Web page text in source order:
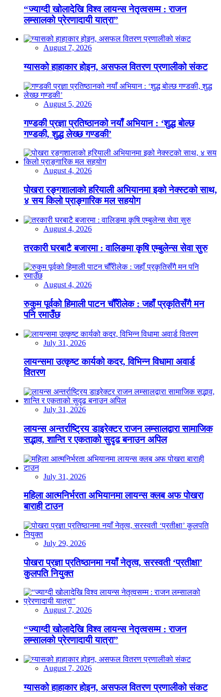
“ज्याग्दी खोलादेखि विश्व लायन्स नेतृत्वसम्म : राजन
लम्सालको प्रेरणादायी यात्रा”
August 7, 2026
ग्यासको हाहाकार होइन, असफल वितरण प्रणालीको संकट
August 5, 2026
गण्डकी प्रज्ञा प्रतिष्ठानको नयाँ अभियान : ‘शुद्ध बोल्छ
गण्डकी, शुद्ध लेख्छ गण्डकी’
August 4, 2026
पोखरा रङ्गशालाको हरियाली अभियानमा इको नेक्स्टको साथ,
४ सय किलो प्राङ्गारिक मल सहयोग
August 4, 2026
तरकारी घरबाटै बजारमा : वालिङमा कृषि एम्बुलेन्स सेवा सुरु
August 4, 2026
रुकुम पूर्वको हिमाली पाटन चौँरीलेक : जहाँ प्रकृतिसँगै मन
पनि रमाउँछ
July 31, 2026
लायन्समा उत्कृष्ट कार्यको कदर, विभिन्न विधामा अवार्ड
वितरण
July 31, 2026
लायन्स अन्तर्राष्ट्रिय डाइरेक्टर राजन लम्सालद्वारा सामाजिक
सद्भाव, शान्ति र एकताको सुदृढ बनाउन अपिल
July 31, 2026
महिला आत्मनिर्भरता अभियानमा लायन्स क्लब अफ पोखरा
बाराही टाउन
July 29, 2026
पोखरा प्रज्ञा प्रतिष्ठानमा नयाँ नेतृत्व, सरस्वती ‘प्रतीक्षा’
कुलपति नियुक्त
August 7, 2026
“ज्याग्दी खोलादेखि विश्व लायन्स नेतृत्वसम्म : राजन
लम्सालको प्रेरणादायी यात्रा”
August 7, 2026
ग्यासको हाहाकार होइन, असफल वितरण प्रणालीको संकट